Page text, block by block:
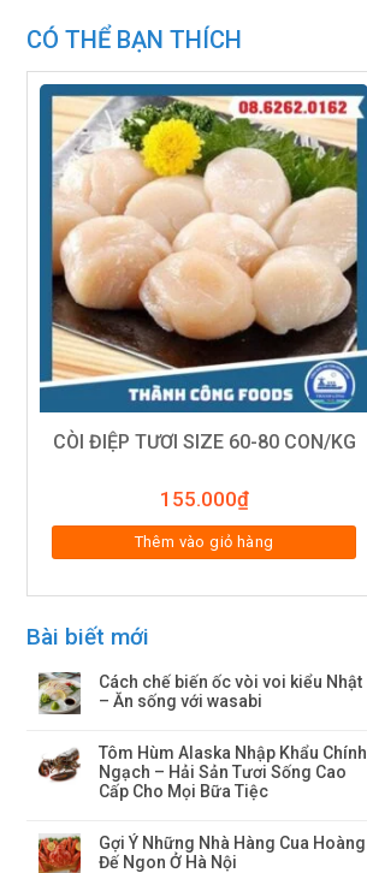
CÓ THỂ BẠN THÍCH
CÒI ĐIỆP TƯƠI SIZE 60-80 CON/KG
155.000₫
Thêm vào giỏ hàng
Bài biết mới
Cách chế biến ốc vòi voi kiểu Nhật
– Ăn sống với wasabi
Tôm Hùm Alaska Nhập Khẩu Chính
Ngạch – Hải Sản Tươi Sống Cao
Cấp Cho Mọi Bữa Tiệc
Gợi Ý Những Nhà Hàng Cua Hoàng
Đế Ngon Ở Hà Nội